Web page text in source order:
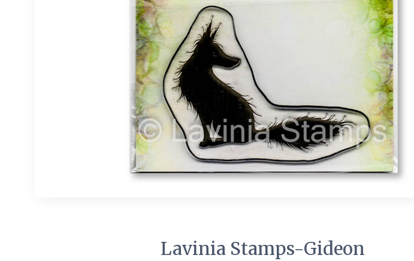
Lavinia Stamps-Gideon